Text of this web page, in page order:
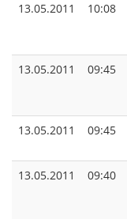
13.05.2011
10:08
13.05.2011
09:45
13.05.2011
09:45
13.05.2011
09:40